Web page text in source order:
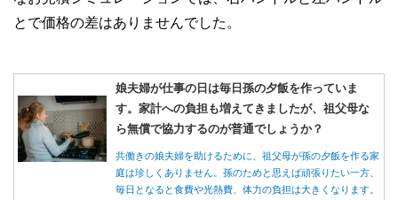
とで価格の差はありませんでした。
娘夫婦が仕事の日は毎日孫の夕飯を作っていま
す。家計への負担も増えてきましたが、祖父母な
ら無償で協力するのが普通でしょうか？
共働きの娘夫婦を助けるために、祖父母が孫の夕飯を作る家
庭は珍しくありません。孫のためと思えば頑張りたい一方、
毎日となると食費や光熱費、体力の負担は大きくなります。